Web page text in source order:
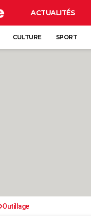
ACTUALITÉS
CULTURE SPORT
Outillage